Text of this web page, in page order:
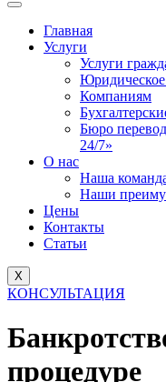
Главная
Услуги
Услуги
Юридическое
Компаниям
Бюро
24/7»
О нас
Наша
Наши
Цены
Контакты
Статьи
X
КОНСУЛЬТАЦИЯ
процедуре